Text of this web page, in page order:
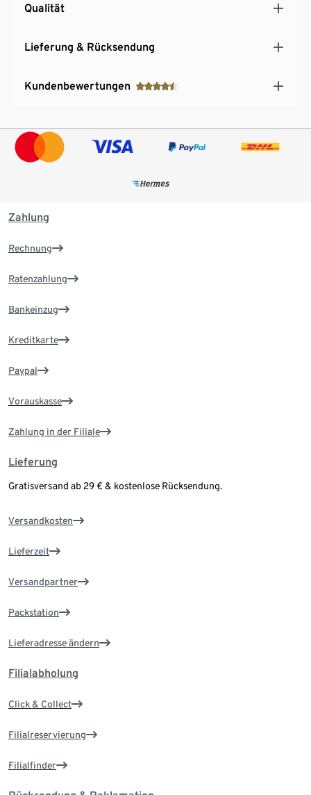
Qualität
Lieferung & Rücksendung
Kundenbewertungen
Zahlung
Rechnung
Ratenzahlung
Bankeinzug
Kreditkarte
Paypal
Vorauskasse
Zahlung in der Filiale
Lieferung
Gratisversand ab 29 € & kostenlose Rücksendung.
Versandkosten
Lieferzeit
Versandpartner
Packstation
Lieferadresse ändern
Filialabholung
Click & Collect
Filialreservierung
Filialfinder